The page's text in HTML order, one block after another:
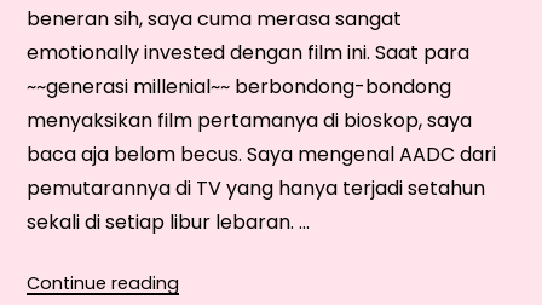
beneran sih, saya cuma merasa sangat
emotionally invested dengan film ini. Saat para
~~generasi millenial~~ berbondong-bondong
menyaksikan film pertamanya di bioskop, saya
baca aja belom becus. Saya mengenal AADC dari
pemutarannya di TV yang hanya terjadi setahun
sekali di setiap libur lebaran. …
Continue reading